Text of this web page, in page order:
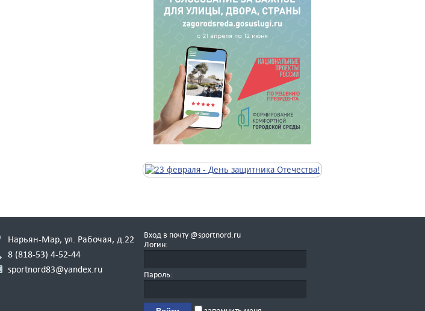
Нарьян-Мар, ул. Рабочая, д.22
8 (818-53) 4-52-44
sportnord83@yandex.ru
Вход в почту @sportnord.ru
Логин:
Пароль: